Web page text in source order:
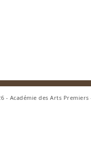
- Académie des Arts